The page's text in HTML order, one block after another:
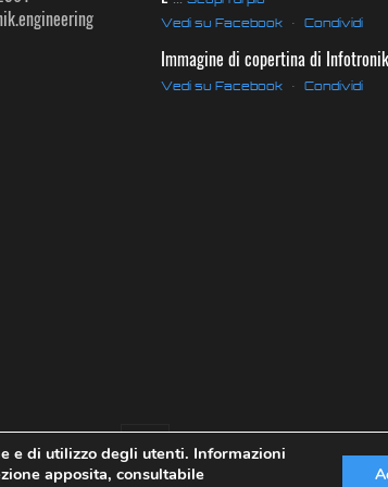
Vedi su Facebook · Condividi
Immagine di copertina di Infotronik
Vedi su Facebook · Condividi
e di utilizzo degli utenti. Informazioni
apposita, consultabile